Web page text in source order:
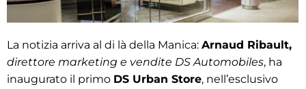
La notizia arriva al di là della Manica: Arnaud Ribault,
direttore marketing e vendite DS Automobiles, ha
inaugurato il primo DS Urban Store, nell’esclusivo